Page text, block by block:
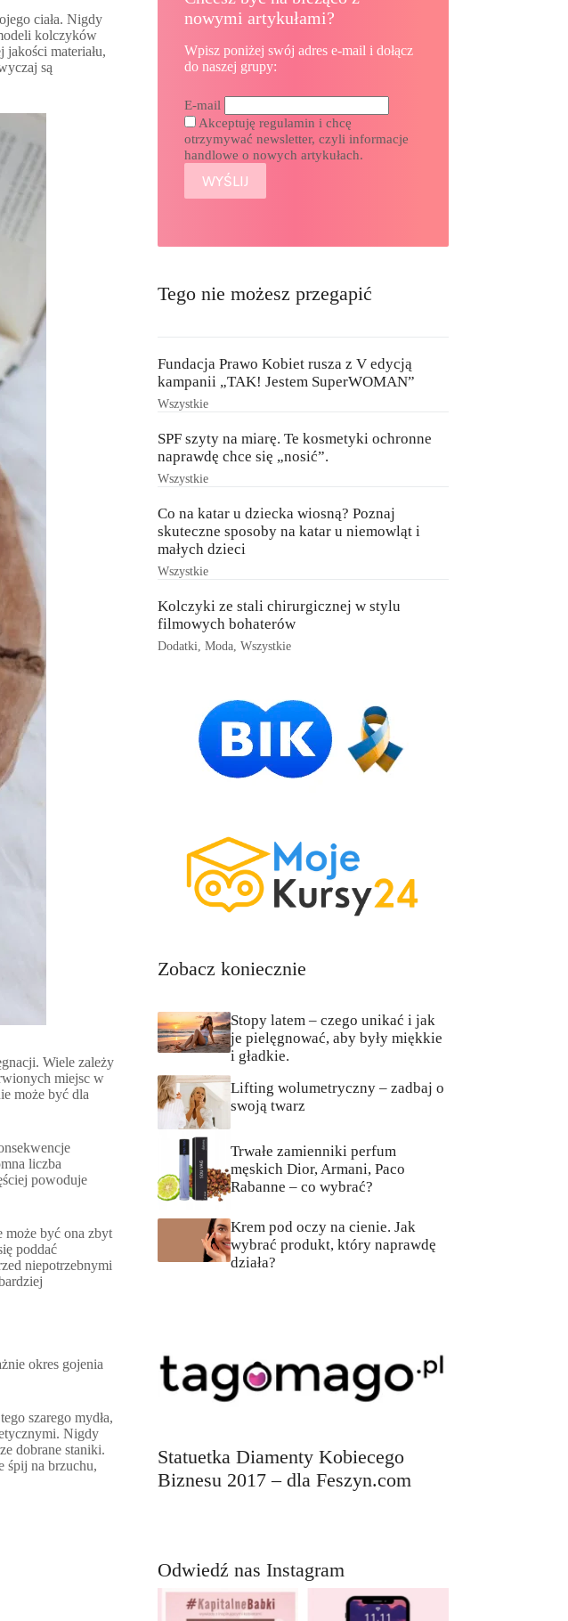
ciała. Nigdy
kolczyków
materiału,
są
Wiele zależy
miejsc w
może być dla
liczba
powoduje
może być ona zbyt
poddać
niepotrzebnymi
okres gojenia
szarego mydła,
Nigdy
dobrane staniki.
śpij na brzuchu,
nowymi artykułami?
Wpisz poniżej swój adres e-mail i dołącz
do naszej grupy:
E-mail
Akceptuję regulamin i chcę
otrzymywać newsletter, czyli informacje
handlowe o nowych artykułach.
Tego nie możesz przegapić
Fundacja Prawo Kobiet rusza z V edycją
kampanii „TAK! Jestem SuperWOMAN”
Wszystkie
SPF szyty na miarę. Te kosmetyki ochronne
naprawdę chce się „nosić”.
Wszystkie
Co na katar u dziecka wiosną? Poznaj
skuteczne sposoby na katar u niemowląt i
małych dzieci
Wszystkie
Kolczyki ze stali chirurgicznej w stylu
filmowych bohaterów
Dodatki,Moda,Wszystkie
Zobacz koniecznie
Stopy latem – czego unikać i jak
je pielęgnować, aby były miękkie
i gładkie.
Lifting wolumetryczny – zadbaj o
swoją twarz
Trwałe zamienniki perfum
męskich Dior, Armani, Paco
Rabanne – co wybrać?
Krem pod oczy na cienie. Jak
wybrać produkt, który naprawdę
działa?
Statuetka Diamenty Kobiecego
Biznesu 2017 – dla Feszyn.com
Odwiedź nas Instagram